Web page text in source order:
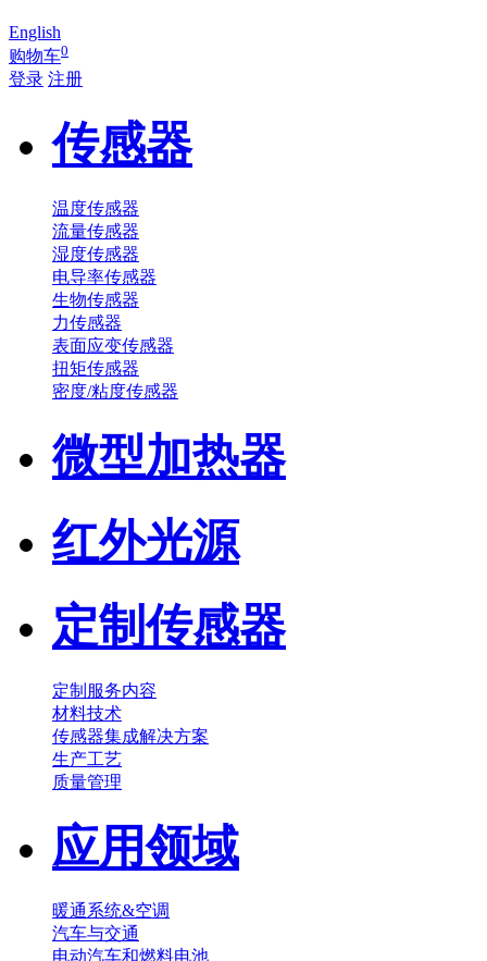
English
购物车0
登录 注册
传感器
温度传感器
流量传感器
湿度传感器
电导率传感器
生物传感器
力传感器
表面应变传感器
扭矩传感器
密度/粘度传感器
微型加热器
红外光源
定制传感器
定制服务内容
材料技术
传感器集成解决方案
生产工艺
质量管理
应用领域
暖通系统&空调
汽车与交通
电动汽车和燃料电池